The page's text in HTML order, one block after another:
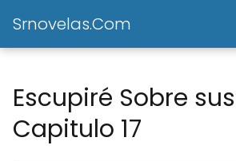
Srnovelas.Com
Escupiré Sobre
Capitulo 17